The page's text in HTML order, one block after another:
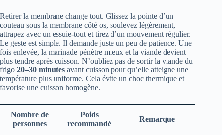
Retirer la membrane change tout. Glissez la pointe d’un
couteau sous la membrane côté os, soulevez légèrement,
attrapez avec un essuie-tout et tirez d’un mouvement régulier.
Le geste est simple. Il demande juste un peu de patience. Une
fois enlevée, la marinade pénètre mieux et la viande devient
plus tendre après cuisson. N’oubliez pas de sortir la viande du
frigo 20–30 minutes avant cuisson pour qu’elle atteigne une
température plus uniforme. Cela évite un choc thermique et
favorise une cuisson homogène.
Nombre de
personnes
Poids
recommandé
Remarque